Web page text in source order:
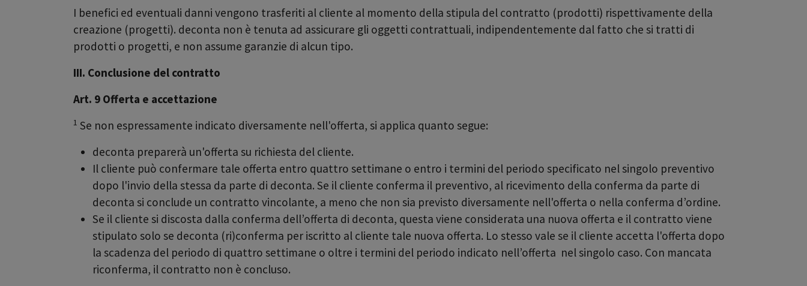
I benefici ed eventuali danni vengono trasferiti al cliente al momento della stipula del contratto (prodotti) rispettivamente della
creazione (progetti). deconta non è tenuta ad assicurare gli oggetti contrattuali, indipendentemente dal fatto che si tratti di
prodotti o progetti, e non assume garanzie di alcun tipo.
III. Conclusione del contratto
Art. 9 Offerta e accettazione
1 Se non espressamente indicato diversamente nell'offerta, si applica quanto segue:
deconta preparerà un'offerta su richiesta del cliente.
Il cliente può confermare tale offerta entro quattro settimane o entro i termini del periodo specificato nel singolo preventivo
dopo l'invio della stessa da parte di deconta. Se il cliente conferma il preventivo, al ricevimento della conferma da parte di
deconta si conclude un contratto vincolante, a meno che non sia previsto diversamente nell'offerta o nella conferma d’ordine.
Se il cliente si discosta dalla conferma dell’offerta di deconta, questa viene considerata una nuova offerta e il contratto viene
stipulato solo se deconta (ri)conferma per iscritto al cliente tale nuova offerta. Lo stesso vale se il cliente accetta l'offerta dopo
la scadenza del periodo di quattro settimane o oltre i termini del periodo indicato nell’offerta nel singolo caso. Con mancata
riconferma, il contratto non è concluso.